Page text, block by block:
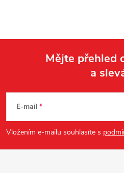
p
a
Mějte přehled
a
E-mail
Vložením e-mailu souhlasíte s